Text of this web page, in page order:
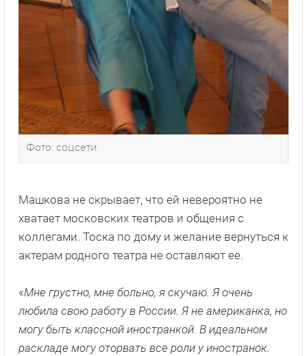
Фото: соцсети
Машкова не скрывает, что ей невероятно не
хватает московских театров и общения с
коллегами. Тоска по дому и желание вернуться к
актерам родного театра не оставляют ее.
«Мне грустно, мне больно, я скучаю. Я очень
любила свою работу в России. Я не американка, но
могу быть классной иностранкой. В идеальном
раскладе могу оторвать все роли у иностранок.